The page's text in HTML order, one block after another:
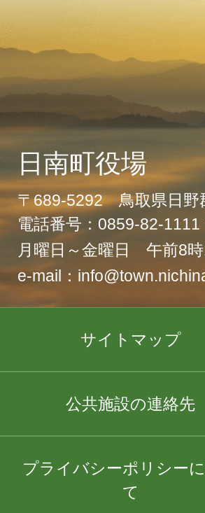
日南町役場
〒689-5292 鳥取県日野
電話番号：0859-82-
月曜日～金曜日 午前8
e-mail：
サイトマップ
公共施設の連絡先
プライバシーポリシー
て